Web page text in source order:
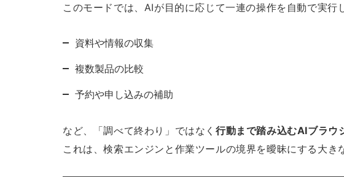
このモードでは、AIが目的に応じて一連の操作を自動で実行
資料や情報の収集
複数製品の比較
予約や申し込みの補助
など、「調べて終わり」ではなく 行動まで踏み込むAIブラウ
これは、検索エンジンと作業ツールの境界を曖昧にする大き